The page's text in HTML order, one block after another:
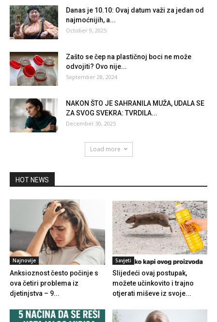
Danas je 10.10: Ovaj datum važi za jedan od
najmoćnijih, a...
October 9, 2025
Zašto se čep na plastičnoj boci ne može
odvojiti? Ovo nije...
September 28, 2024
NAKON ŠTO JE SAHRANILA MUŽA, UDALA SE
ZA SVOG SVEKRA: TVRDILA...
December 30, 2025
Load more
HOT NEWS
Najnovije
Anksioznost često počinje s
ova četiri problema iz
djetinjstva – 9...
Savjeti
Slijedeći ovaj postupak,
možete učinkovito i trajno
otjerati miševe iz svoje...